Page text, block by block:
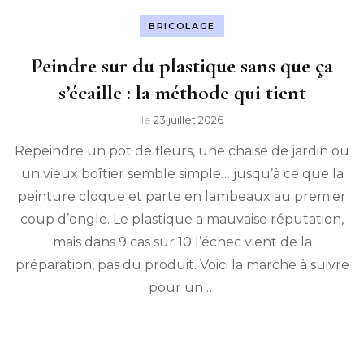
BRICOLAGE
Peindre sur du plastique sans que ça
s’écaille : la méthode qui tient
le 23 juillet 2026
Repeindre un pot de fleurs, une chaise de jardin ou
un vieux boîtier semble simple… jusqu’à ce que la
peinture cloque et parte en lambeaux au premier
coup d’ongle. Le plastique a mauvaise réputation,
mais dans 9 cas sur 10 l’échec vient de la
préparation, pas du produit. Voici la marche à suivre
pour un …